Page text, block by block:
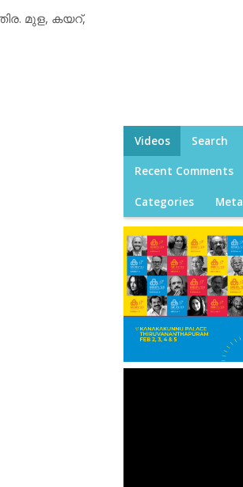
മുള, കയറ്,
Videos Search
Recent Comments
Categories Meta